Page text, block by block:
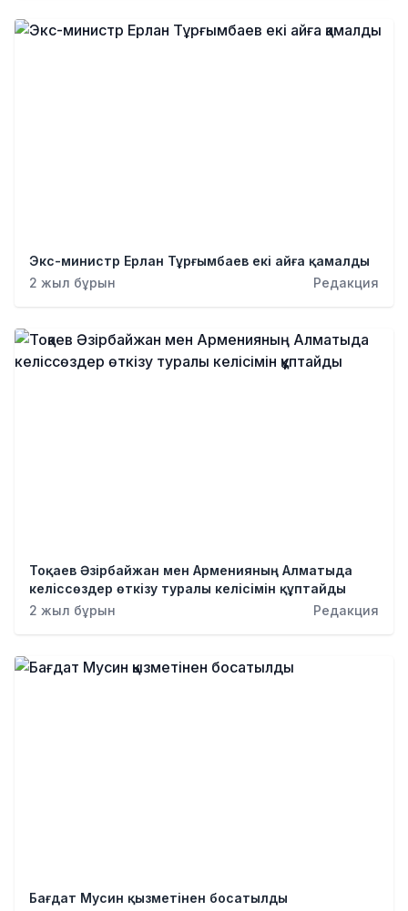
Экс-министр Ерлан Тұрғымбаев екі айға қамалды
2 жыл бұрын
Редакция
Тоқаев Әзірбайжан мен Арменияның Алматыда
келіссөздер өткізу туралы келісімін құптайды
2 жыл бұрын
Редакция
Бағдат Мусин қызметінен босатылды